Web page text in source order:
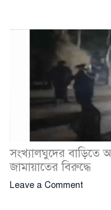
সংখ্যালঘুদের
জামায়াতের বিরুদ্ধে
Leave a Comment